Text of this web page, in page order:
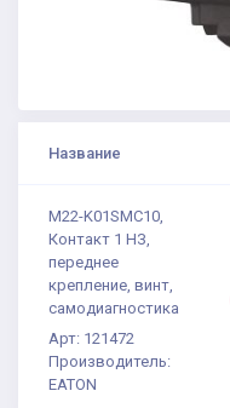
Название
M22-K01SMC10,
Контакт 1 НЗ,
переднее
крепление, винт,
самодиагностика
Арт: 121472
Производитель:
EATON